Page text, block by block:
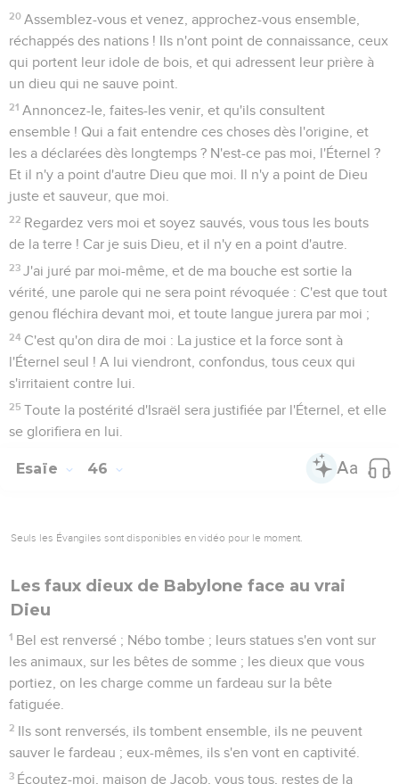
20 Assemblez-vous et venez, approchez-vous ensemble,
réchappés des nations ! Ils n'ont point de connaissance, ceux
qui portent leur idole de bois, et qui adressent leur prière à
un dieu qui ne sauve point.
21 Annoncez-le, faites-les venir, et qu'ils consultent
ensemble ! Qui a fait entendre ces choses dès l'origine, et
les a déclarées dès longtemps ? N'est-ce pas moi, l'Éternel ?
Et il n'y a point d'autre Dieu que moi. Il n'y a point de Dieu
juste et sauveur, que moi.
22 Regardez vers moi et soyez sauvés, vous tous les bouts
de la terre ! Car je suis Dieu, et il n'y en a point d'autre.
23 J'ai juré par moi-même, et de ma bouche est sortie la
vérité, une parole qui ne sera point révoquée : C'est que tout
genou fléchira devant moi, et toute langue jurera par moi ;
24 C'est qu'on dira de moi : La justice et la force sont à
l'Éternel seul ! A lui viendront, confondus, tous ceux qui
s'irritaient contre lui.
25 Toute la postérité d'Israël sera justifiée par l'Éternel, et elle
se glorifiera en lui.
Esaïe 46
Seuls les Évangiles sont disponibles en vidéo pour le moment.
Les faux dieux de Babylone face au vrai
Dieu
1 Bel est renversé ; Nébo tombe ; leurs statues s'en vont sur
les animaux, sur les bêtes de somme ; les dieux que vous
portiez, on les charge comme un fardeau sur la bête
fatiguée.
2 Ils sont renversés, ils tombent ensemble, ils ne peuvent
sauver le fardeau ; eux-mêmes, ils s'en vont en captivité.
3 Écoutez-moi, maison de Jacob, vous tous, restes de la